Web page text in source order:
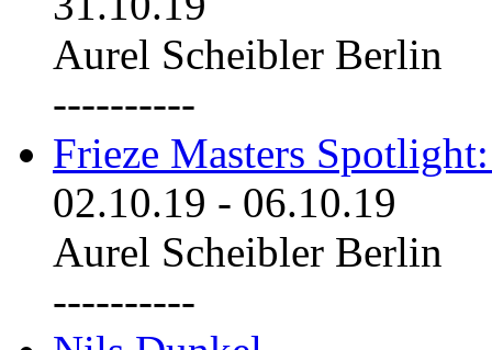
Aurel Scheibler Berlin
----------
Frieze Masters
02.10.19 - 06.10.19
Aurel Scheibler Berlin
----------